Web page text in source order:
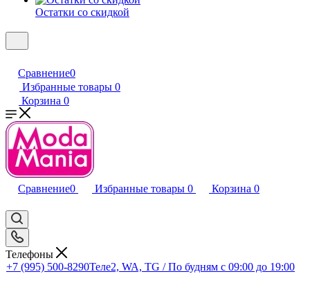
Остатки со скидкой
Сравнение0
Избранные товары 0
Корзина 0
Сравнение0 Избранные товары 0 Корзина 0
Телефоны
+7 (995) 500-8290Теле2, WA, TG / По будням c 09:00 до 19:00